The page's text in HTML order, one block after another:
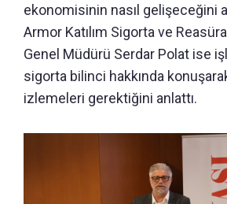
ekonomisinin nasıl gelişeceğini
Armor Katılım Sigorta ve
Genel Müdürü Serdar Polat ise
sigorta bilinci hakkında
izlemeleri gerektiğini anlattı.